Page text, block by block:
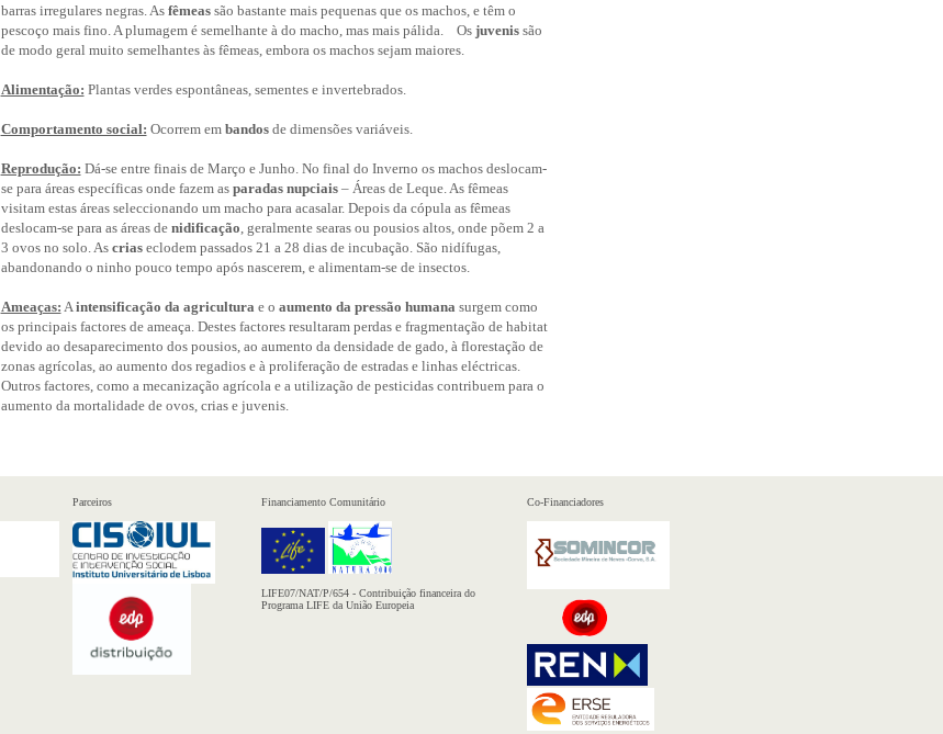
barras irregulares negras. As fêmeassão bastante mais pequenas que os machos, e têm o
pescoço mais fino. A plumagem é semelhante à do macho, mas mais pálida. Os juvenissão
de modo geral muito semelhantes às fêmeas, embora os machos sejam maiores.
Alimentação: Plantas verdes espontâneas, sementes e invertebrados.
Comportamento social: Ocorrem em bandosde dimensões variáveis.
Reprodução: Dá-se entre finais de Março e Junho. No final do Inverno os machos deslocam-
se para áreas específicas onde fazem as paradas nupciais– Áreas de Leque. As fêmeas
visitam estas áreas seleccionando um macho para acasalar. Depois da cópula as fêmeas
deslocam-se para as áreas de nidificação, geralmente searas ou pousios altos, onde põem 2 a
3 ovos no solo. As criaseclodem passados 21 a 28 dias de incubação. São nidífugas,
abandonando o ninho pouco tempo após nascerem, e alimentam-se de insectos.
Ameaças: Aintensificação da agricultura e o aumento da pressão humana surgem como
os principais factores de ameaça. Destes factores resultaram perdas e fragmentação de habitat
devido ao desaparecimento dos pousios, ao aumento da densidade de gado, à florestação de
zonas agrícolas, ao aumento dos regadios e à proliferação de estradas e linhas eléctricas.
Outros factores, como a mecanização agrícola e a utilização de pesticidas contribuem para o
aumento da mortalidade de ovos, crias e juvenis.
Parceiros Financiamento Comunitário Co-Financiadores
LIFE07/NAT/P/654 - Contribuição financeira do
Programa LIFE da União Europeia